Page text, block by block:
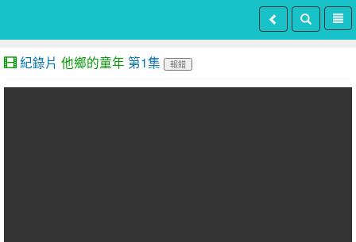
紀錄片 他鄉的童年 第1集 報錯